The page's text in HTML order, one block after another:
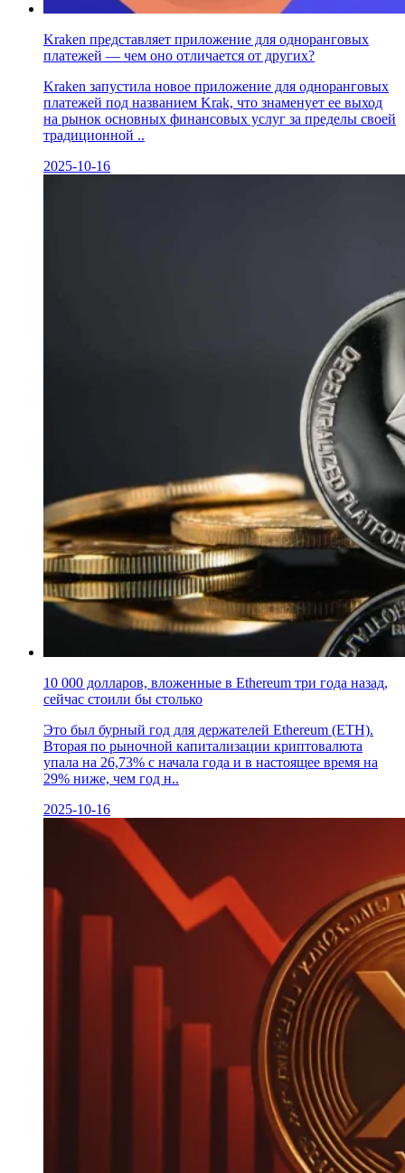
Kraken представляет приложение для одноранговых
платежей — чем оно отличается от других?
Kraken запустила новое приложение для одноранговых
платежей под названием Krak, что знаменует ее выход
на рынок основных финансовых услуг за пределы своей
традиционной ..
2025-10-16
10 000 долларов, вложенные в Ethereum три года назад,
сейчас стоили бы столько
Это был бурный год для держателей Ethereum (ETH).
Вторая по рыночной капитализации криптовалюта
упала на 26,73% с начала года и в настоящее время на
29% ниже, чем год н..
2025-10-16